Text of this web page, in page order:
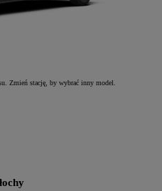
Zmień stację, by wybrać inny model.